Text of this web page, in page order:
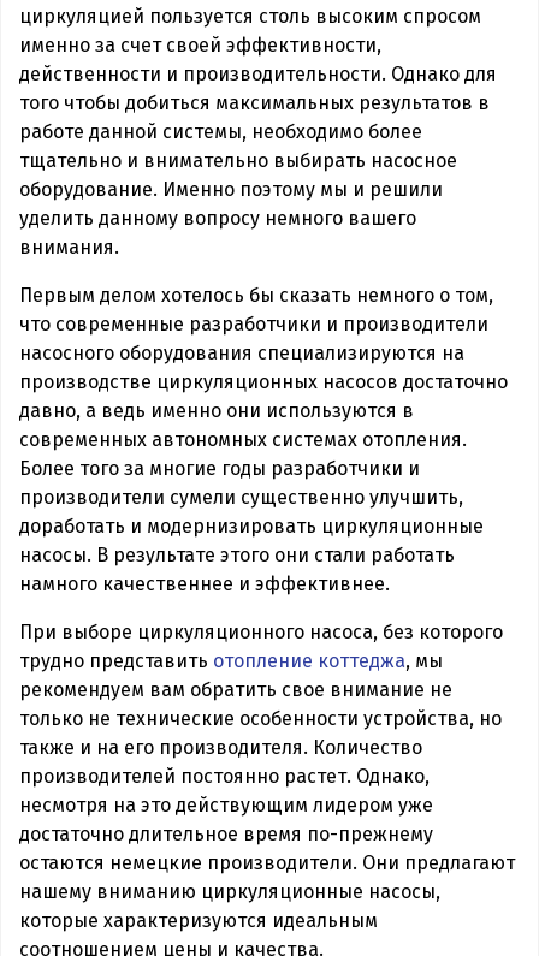
циркуляцией пользуется столь высоким спросом
именно за счет своей эффективности,
действенности и производительности. Однако для
того чтобы добиться максимальных результатов в
работе данной системы, необходимо более
тщательно и внимательно выбирать насосное
оборудование. Именно поэтому мы и решили
уделить данному вопросу немного вашего
внимания.
Первым делом хотелось бы сказать немного о том,
что современные разработчики и производители
насосного оборудования специализируются на
производстве циркуляционных насосов достаточно
давно, а ведь именно они используются в
современных автономных системах отопления.
Более того за многие годы разработчики и
производители сумели существенно улучшить,
доработать и модернизировать циркуляционные
насосы. В результате этого они стали работать
намного качественнее и эффективнее.
При выборе циркуляционного насоса, без которого
трудно представить отопление коттеджа, мы
рекомендуем вам обратить свое внимание не
только не технические особенности устройства, но
также и на его производителя. Количество
производителей постоянно растет. Однако,
несмотря на это действующим лидером уже
достаточно длительное время по-прежнему
остаются немецкие производители. Они предлагают
нашему вниманию циркуляционные насосы,
которые характеризуются идеальным
соотношением цены и качества.